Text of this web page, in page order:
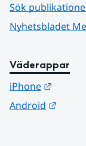
Sök
Nyhetsbladet
Väderappar
iPhone
Android